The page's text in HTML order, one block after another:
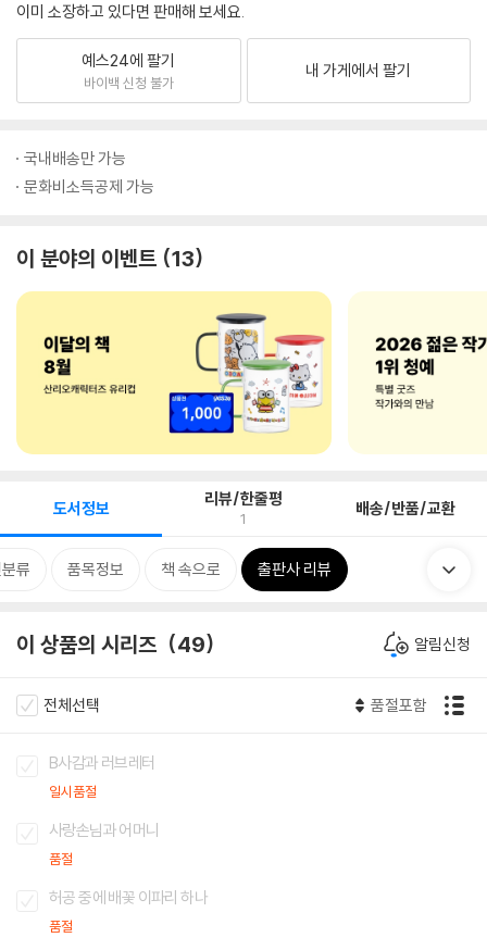
이미 소장하고 있다면 판매해 보세요.
예스24에 팔기
바이백 신청 불가
내 가게에서 팔기
국내배송만 가능
문화비소득공제 가능
이 분야의 이벤트 13
도서정보 리뷰/한줄평
1 배송/반품/교환
류 품목정보 책 속으로 출판사 리뷰
이 상품의 시리즈 49 알림신청
전체선택 품절포함
B사감과 러브레터
일시품절
사랑손님과 어머니
품절
허공 중에 배꽃 이파리 하나
품절